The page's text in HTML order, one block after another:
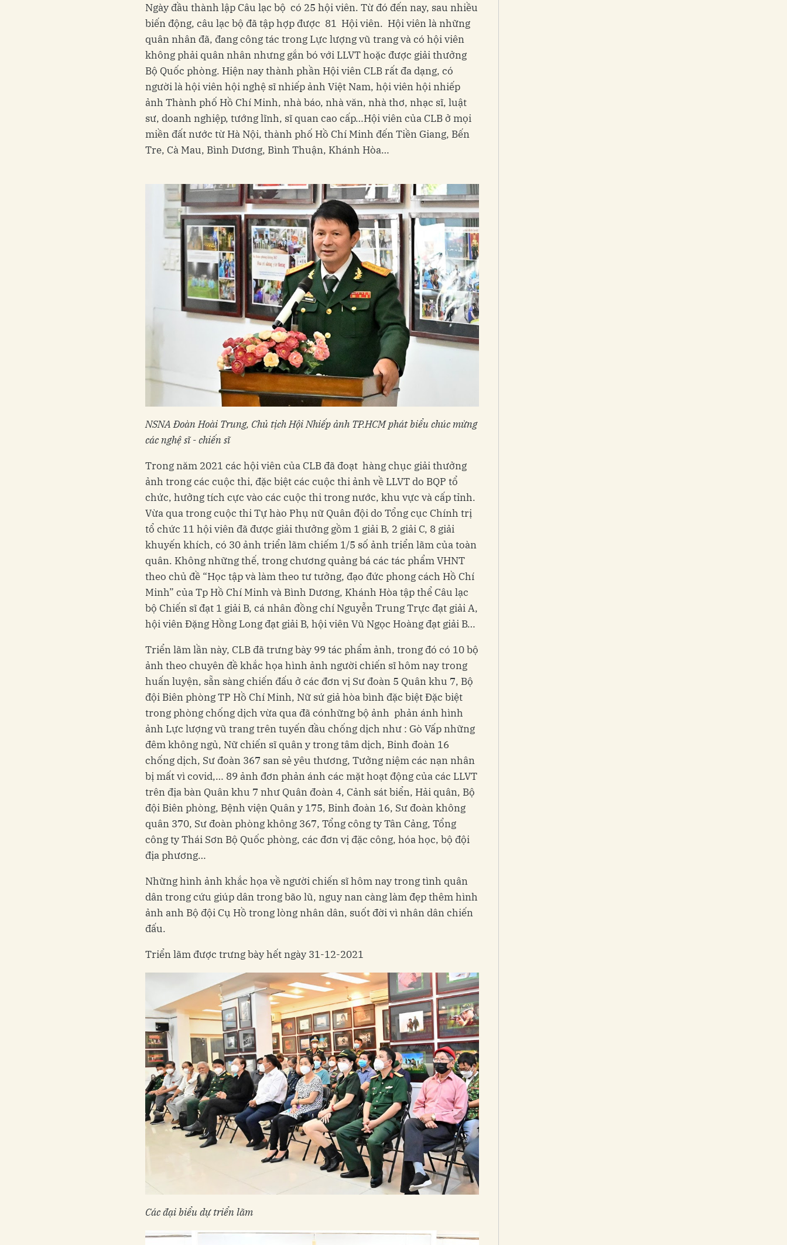
Ngày đầu thành lập Câu lạc bộ có 25 hội viên. Từ đó đến nay, sau nhiều
biến động, câu lạc bộ đã tập hợp được 81 Hội viên. Hội viên là những
quân nhân đã, đang công tác trong Lực lượng vũ trang và có hội viên
không phải quân nhân nhưng gắn bó với LLVT hoặc được giải thưởng
Bộ Quốc phòng. Hiện nay thành phần Hội viên CLB rất đa dạng, có
người là hội viên hội nghệ sĩ nhiếp ảnh Việt Nam, hội viên hội nhiếp
ảnh Thành phố Hồ Chí Minh, nhà báo, nhà văn, nhà thơ, nhạc sĩ, luật
sư, doanh nghiệp, tướng lĩnh, sĩ quan cao cấp…Hội viên của CLB ở mọi
miền đất nước từ Hà Nội, thành phố Hồ Chí Minh đến Tiền Giang, Bến
Tre, Cà Mau, Bình Dương, Bình Thuận, Khánh Hòa…
NSNA Đoàn Hoài Trung, Chủ tịch Hội Nhiếp ảnh TP.HCM phát biểu chúc mừng
các nghệ sĩ - chiến sĩ
Trong năm 2021 các hội viên của CLB đã đoạt hàng chục giải thưởng
ảnh trong các cuộc thi, đặc biệt các cuộc thi ảnh về LLVT do BQP tổ
chức, hưởng tích cực vào các cuộc thi trong nước, khu vực và cấp tỉnh.
Vừa qua trong cuộc thi Tự hào Phụ nữ Quân đội do Tổng cục Chính trị
tổ chức 11 hội viên đã được giải thưởng gồm 1 giải B, 2 giải C, 8 giải
khuyến khích, có 30 ảnh triển lãm chiếm 1/5 số ảnh triển lãm của toàn
quân. Không những thế, trong chương quảng bá các tác phẩm VHNT
theo chủ đề “Học tập và làm theo tư tưởng, đạo đức phong cách Hồ Chí
Minh” của Tp Hồ Chí Minh và Bình Dương, Khánh Hòa tập thể Câu lạc
bộ Chiến sĩ đạt 1 giải B, cá nhân đồng chí Nguyễn Trung Trực đạt giải A,
hội viên Đặng Hồng Long đạt giải B, hội viên Vũ Ngọc Hoàng đạt giải B…
Triển lãm lần này, CLB đã trưng bày 99 tác phẩm ảnh, trong đó có 10 bộ
ảnh theo chuyên đề khắc họa hình ảnh người chiến sĩ hôm nay trong
huấn luyện, sẵn sàng chiến đấu ở các đơn vị Sư đoàn 5 Quân khu 7, Bộ
đội Biên phòng TP Hồ Chí Minh, Nữ sứ giả hòa bình đặc biệt Đặc biệt
trong phòng chống dịch vừa qua đã cónhững bộ ảnh phản ánh hình
ảnh Lực lượng vũ trang trên tuyến đầu chống dịch như : Gò Vấp những
đêm không ngủ, Nữ chiến sĩ quân y trong tâm dịch, Binh đoàn 16
chống dịch, Sư đoàn 367 san sẻ yêu thương, Tưởng niệm các nạn nhân
bị mất vì covid,… 89 ảnh đơn phản ánh các mặt hoạt động của các LLVT
trên địa bàn Quân khu 7 như Quân đoàn 4, Cảnh sát biển, Hải quân, Bộ
đội Biên phòng, Bệnh viện Quân y 175, Binh đoàn 16, Sư đoàn không
quân 370, Sư đoàn phòng không 367, Tổng công ty Tân Cảng, Tổng
công ty Thái Sơn Bộ Quốc phòng, các đơn vị đặc công, hóa học, bộ đội
địa phương…
Những hình ảnh khắc họa về người chiến sĩ hôm nay trong tình quân
dân trong cứu giúp dân trong bão lũ, nguy nan càng làm đẹp thêm hình
ảnh anh Bộ đội Cụ Hồ trong lòng nhân dân, suốt đời vì nhân dân chiến
đấu.
Triển lãm được trưng bày hết ngày 31-12-2021
Các đại biểu dự triển lãm